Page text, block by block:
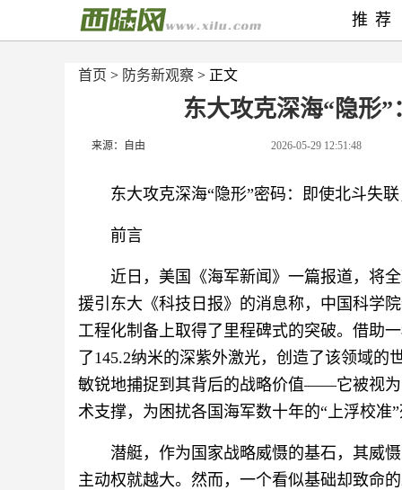
首页 > 防务新观察 > 正文
东大攻克深海“隐形
来源：自由 2026-05-29 12:51:48
东大攻克深海“隐形”密码：即使北斗失
前言
近日，美国《海军新闻》一篇报道，将
援引东大《科技日报》的消息称，中国科学
工程化制备上取得了里程碑式的突破。借助
了145.2纳米的深紫外激光，创造了该领域
敏锐地捕捉到其背后的战略价值——它被视
术支撑，为困扰各国海军数十年的“上浮校准
潜艇，作为国家战略威慑的基石，其威
主动权就越大。然而，一个看似基础却致命
推荐